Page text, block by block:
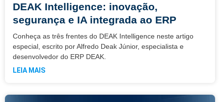
DEAK Intelligence: inovação,
segurança e IA integrada ao ERP
Conheça as três frentes do DEAK Intelligence neste artigo
especial, escrito por Alfredo Deak Júnior, especialista e
desenvolvedor do ERP DEAK.
LEIA MAIS